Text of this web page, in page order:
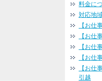
料金に
対応地
【お仕
【お仕
【お仕
【お仕
【お仕
引越